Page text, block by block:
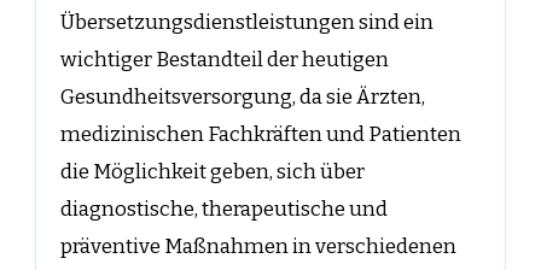
Übersetzungsdienstleistungen sind ein
wichtiger Bestandteil der heutigen
Gesundheitsversorgung, da sie Ärzten,
medizinischen Fachkräften und Patienten
die Möglichkeit geben, sich über
diagnostische, therapeutische und
präventive Maßnahmen in verschiedenen